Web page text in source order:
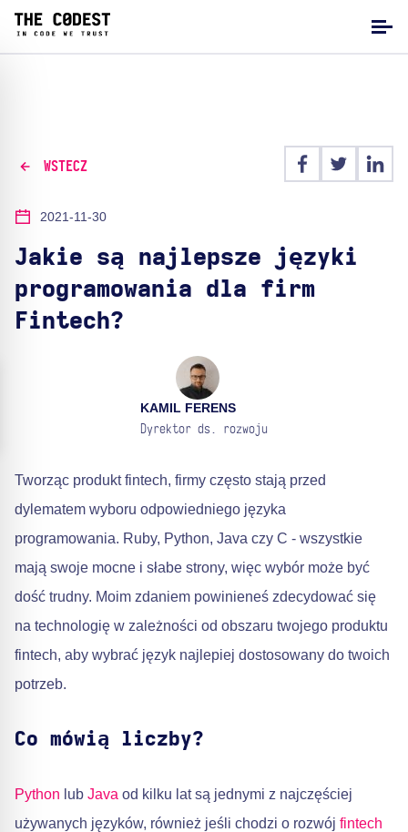
WSTECZ
2021-11-30
Jakie są najlepsze języki
programowania dla firm
Fintech?
KAMIL FERENS
Dyrektor ds. rozwoju
Tworząc produkt fintech, firmy często stają przed
dylematem wyboru odpowiedniego języka
programowania. Ruby, Python, Java czy C - wszystkie
mają swoje mocne i słabe strony, więc wybór może być
dość trudny. Moim zdaniem powinieneś zdecydować się
na technologię w zależności od obszaru twojego produktu
fintech, aby wybrać język najlepiej dostosowany do twoich
potrzeb.
Co mówią liczby?
Python lub Java od kilku lat są jednymi z najczęściej
używanych języków, również jeśli chodzi o rozwój fintech